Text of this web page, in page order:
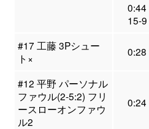
0:44
15-9
#17 工藤 3Pシュー
ト×
0:28
#12 平野 パーソナル
ファウル(2-5:2) フリ
ースローオンファウ
ル2
0:24